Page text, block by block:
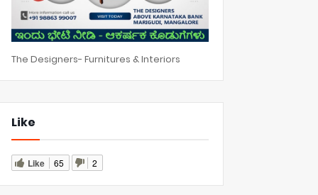
The Designers- Furnitures & Interiors
Like
Like 65 2